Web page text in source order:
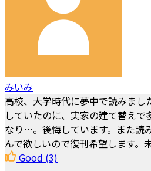
みいみ
高校、大学時代に夢中で読みまし
していたのに、実家の建て替え
なり…。後悔しています。また読
んで欲しいので復刊希望します。
Good (3)